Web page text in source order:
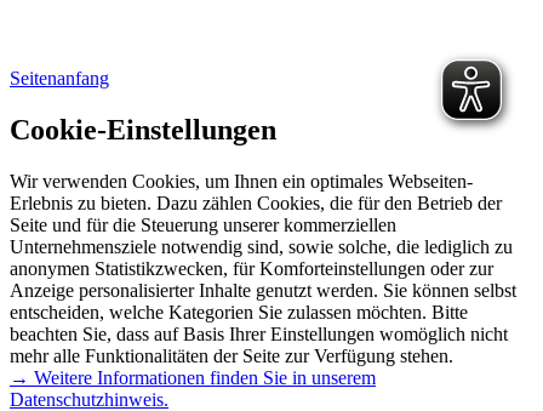
Seitenanfang
Cookie-Einstellungen
Wir verwenden Cookies, um Ihnen ein optimales Webseiten-
Erlebnis zu bieten. Dazu zählen Cookies, die für den Betrieb der
Seite und für die Steuerung unserer kommerziellen
Unternehmensziele notwendig sind, sowie solche, die lediglich zu
anonymen Statistikzwecken, für Komforteinstellungen oder zur
Anzeige personalisierter Inhalte genutzt werden. Sie können selbst
entscheiden, welche Kategorien Sie zulassen möchten. Bitte
beachten Sie, dass auf Basis Ihrer Einstellungen womöglich nicht
mehr alle Funktionalitäten der Seite zur Verfügung stehen.
→ Weitere Informationen finden Sie in unserem
Datenschutzhinweis.